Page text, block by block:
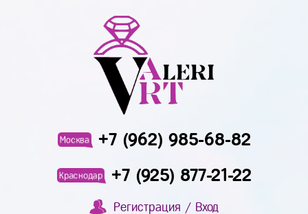
Москва +7 (962) 985-68-82
Краснодар +7 (925) 877-21-22
Регистрация / Вход